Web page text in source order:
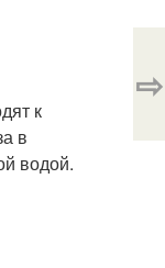
к
в
водой.
⇨